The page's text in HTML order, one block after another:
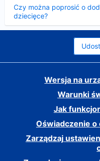
Czy można poprosić o
dziecięce?
Wersja na
Warunki
Jak
Oświadczenie
Zarządzaj